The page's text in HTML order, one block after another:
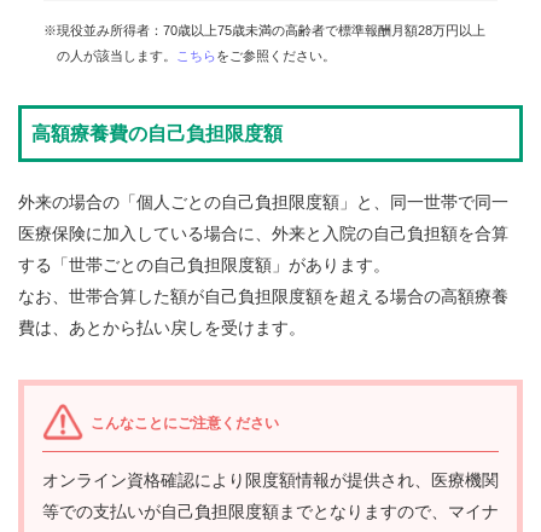
※現役並み所得者：70歳以上75歳未満の高齢者で標準報酬月額28万円以上
の人が該当します。
こちらをご参照ください。
高額療養費の自己負担限度額
外来の場合の「個人ごとの自己負担限度額」と、同一世帯で同一
医療保険に加入している場合に、外来と入院の自己負担額を合算
する「世帯ごとの自己負担限度額」があります。
なお、世帯合算した額が自己負担限度額を超える場合の高額療養
費は、あとから払い戻しを受けます。
こんなことにご注意ください
オンライン資格確認により限度額情報が提供され、医療機関
等での支払いが自己負担限度額までとなりますので、マイナ